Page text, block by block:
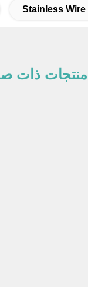
Stainless Wire
منتجات ذات